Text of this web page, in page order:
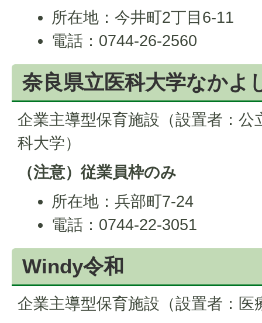
所在地：今井町2丁目6-11
電話：0744-26-2560
奈良県立医科大学なかよ
企業主導型保育施設（設置者：公
科大学）
（注意）従業員枠のみ
所在地：兵部町7-24
電話：0744-22-3051
Windy令和
企業主導型保育施設（設置者：医